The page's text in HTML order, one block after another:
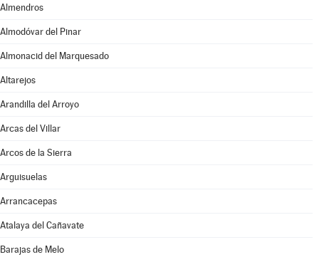
Almendros
Almodóvar del Pinar
Almonacid del Marquesado
Altarejos
Arandilla del Arroyo
Arcas del Villar
Arcos de la Sierra
Arguisuelas
Arrancacepas
Atalaya del Cañavate
Barajas de Melo